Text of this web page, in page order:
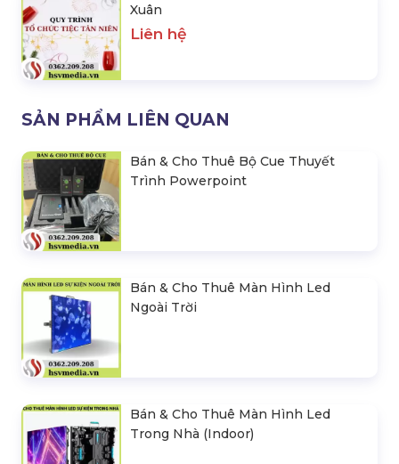
Xuân
Liên hệ
SẢN PHẨM LIÊN QUAN
Bán & Cho Thuê Bộ Cue Thuyết
Trình Powerpoint
Bán & Cho Thuê Màn Hình Led
Ngoài Trời
Bán & Cho Thuê Màn Hình Led
Trong Nhà (Indoor)